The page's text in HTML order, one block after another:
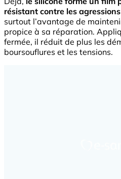
résistant contre les
surtout l’avantage de
propice à sa réparation.
fermée, il réduit de plus les
boursouflures et les tensions.